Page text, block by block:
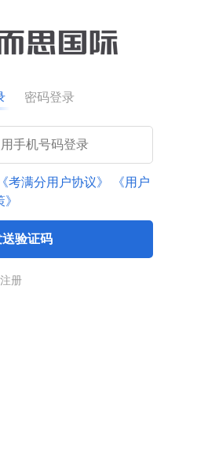
密码登录
《考满分用户协议》
《用户
送验证码
册